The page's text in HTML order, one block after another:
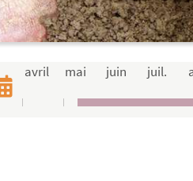
avril mai juin juil.